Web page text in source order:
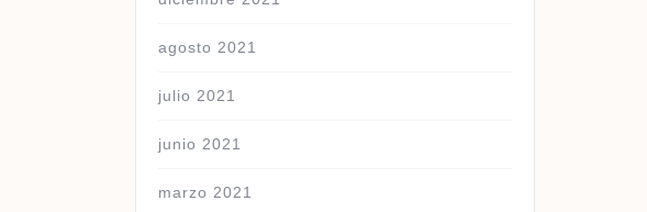
agosto 2021
julio 2021
junio 2021
marzo 2021